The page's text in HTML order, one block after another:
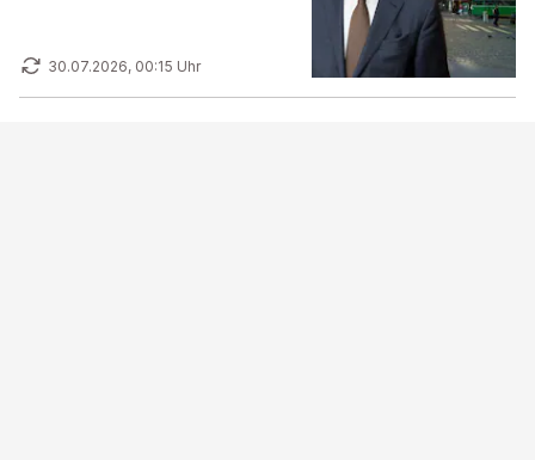
30.07.2026, 00:15 Uhr